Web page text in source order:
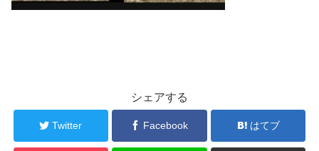
シェアする
Twitter Facebook はてブ